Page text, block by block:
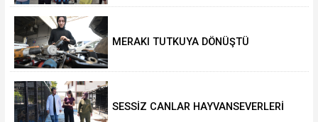
MERAKI TUTKUYA DÖNÜŞTÜ
SESSİZ CANLAR HAYVANSEVERLERİ